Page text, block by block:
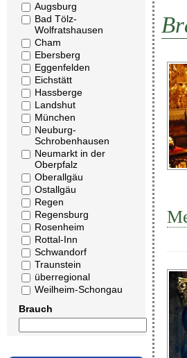
Augsburg
Bad Tölz-
Wolfratshausen
Cham
Ebersberg
Eggenfelden
Eichstätt
Hassberge
Landshut
München
Neuburg-
Schrobenhausen
Neumarkt in der
Oberpfalz
Oberallgäu
Ostallgäu
Regen
Regensburg
Rosenheim
Rottal-Inn
Schwandorf
Traunstein
überregional
Weilheim-Schongau
Brauch